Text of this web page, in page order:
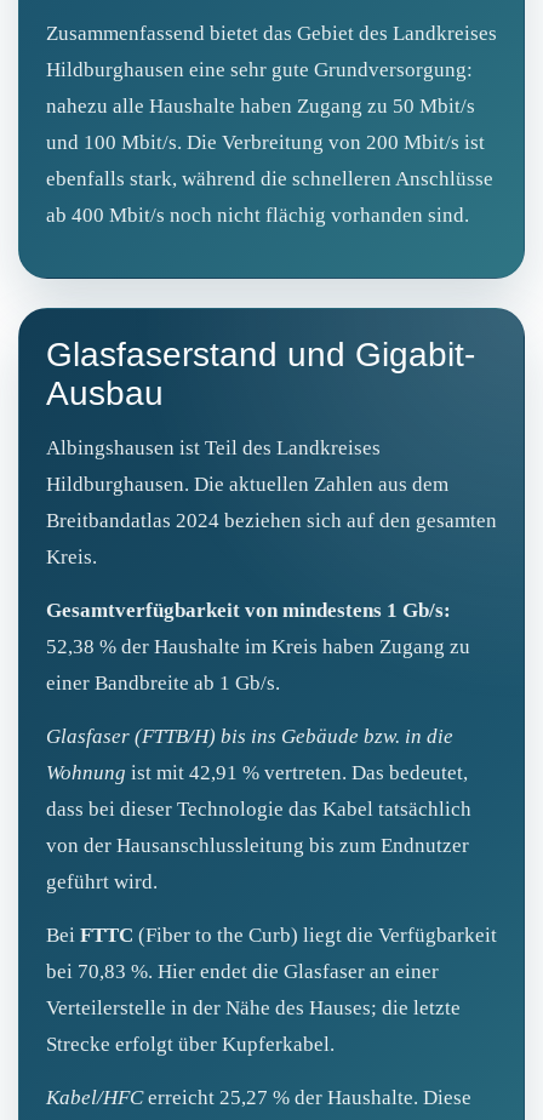
Zusammenfassend bietet das Gebiet des Landkreises
Hildburghausen eine sehr gute Grundversorgung:
nahezu alle Haushalte haben Zugang zu 50 Mbit/s
und 100 Mbit/s. Die Verbreitung von 200 Mbit/s ist
ebenfalls stark, während die schnelleren Anschlüsse
ab 400 Mbit/s noch nicht flächig vorhanden sind.
Glasfaserstand und Gigabit-
Ausbau
Albingshausen ist Teil des Landkreises
Hildburghausen. Die aktuellen Zahlen aus dem
Breitbandatlas 2024 beziehen sich auf den gesamten
Kreis.
Gesamtverfügbarkeit von mindestens 1 Gb/s:
52,38 % der Haushalte im Kreis haben Zugang zu
einer Bandbreite ab 1 Gb/s.
Glasfaser (FTTB/H) bis ins Gebäude bzw. in die
Wohnung ist mit 42,91 % vertreten. Das bedeutet,
dass bei dieser Technologie das Kabel tatsächlich
von der Hausanschlussleitung bis zum Endnutzer
geführt wird.
Bei FTTC (Fiber to the Curb) liegt die Verfügbarkeit
bei 70,83 %. Hier endet die Glasfaser an einer
Verteilerstelle in der Nähe des Hauses; die letzte
Strecke erfolgt über Kupferkabel.
Kabel/HFCerreicht 25,27 % der Haushalte. Diese